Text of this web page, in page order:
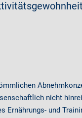
nicht
Ernährungs- und